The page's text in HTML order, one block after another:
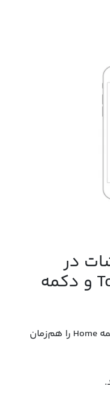
در
آیفون‌هایی با Touch ID و دکمه
دکمه بالایی (Top button) و دکمه Home را هم‌زمان